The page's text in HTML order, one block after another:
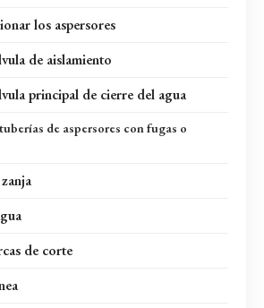
los aspersores
de aislamiento
principal de cierre del agua
de aspersores con fugas o
de corte